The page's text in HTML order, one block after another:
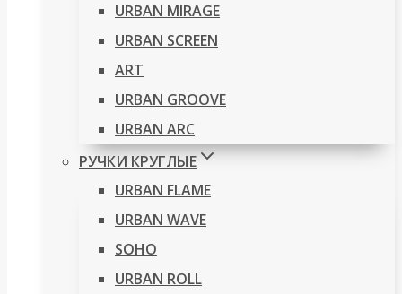
URBAN MIRAGE
URBAN SCREEN
ART
URBAN GROOVE
URBAN ARC
РУЧКИ КРУГЛЫЕ
URBAN FLAME
URBAN WAVE
SOHO
URBAN ROLL